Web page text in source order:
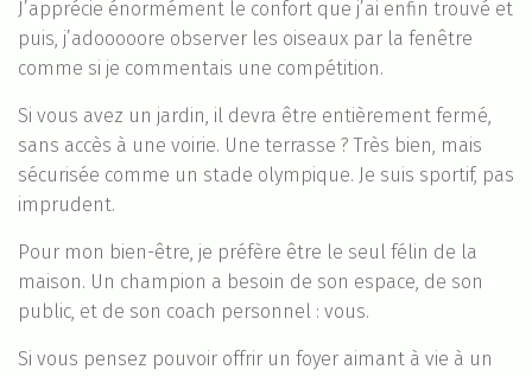
J’apprécie énormément le confort que j’ai enfin trouvé et
puis, j’adooooore observer les oiseaux par la fenêtre
comme si je commentais une compétition.
Si vous avez un jardin, il devra être entièrement fermé,
sans accès à une voirie. Une terrasse ? Très bien, mais
sécurisée comme un stade olympique. Je suis sportif, pas
imprudent.
Pour mon bien-être, je préfère être le seul félin de la
maison. Un champion a besoin de son espace, de son
public, et de son coach personnel : vous.
Si vous pensez pouvoir offrir un foyer aimant à vie à un